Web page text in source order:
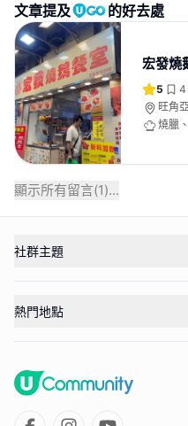
文章提及 的好去處
宏發燒
5 4
旺角
燒臘
顯示所有留言(1)...
社群主題
熱門地點